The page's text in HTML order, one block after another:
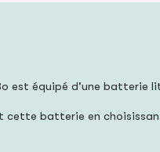
est équipé d'une batterie
cette batterie en